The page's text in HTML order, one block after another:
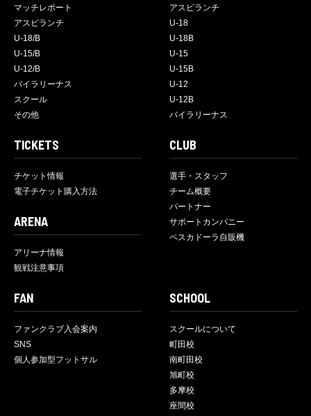
マッチレポート
アスピランチ
U-18/B
U-15/B
U-12/B
バイラリーナス
スクール
その他
アスピランチ
U-18
U-18B
U-15
U-15B
U-12
U-12B
バイラリーナス
TICKETS
チケット情報
電子チケット購入方法
ARENA
アリーナ情報
観戦注意事項
CLUB
選手・スタッフ
チーム概要
パートナー
サポートカンパニー
ペスカドーラ自販機
FAN
ファンクラブ入会案内
SNS
個人参加型フットサル
SCHOOL
スクールについて
町田校
南町田校
旭町校
多摩校
座間校